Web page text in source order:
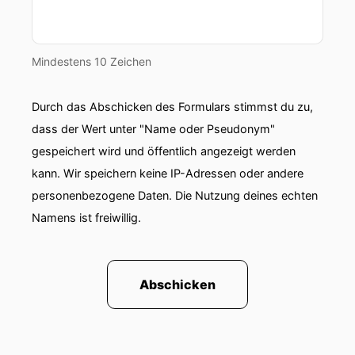
00:01:05: Ja also perfekt prädestiniert für
unseren Podcast. Die Bremer Baumwollbörse
Historie habe ich gesehen. Im nächsten Jahr
steht sogar das 150 Jubiläum an. Wie fing
damals eigentlich vor 150 Jahren alles an?
00:01:19: Elke Hortmeyer: Im Prinzip ist die
Geschichte der Baumwolle in Deutschland sehr
eng mit
Baumwollimporte die gingen auch tatsächlich
Mindestens 10 Zeichen
Durch das Abschicken des Formulars stimmst du zu,
dass der Wert unter "Name oder Pseudonym"
gespeichert wird und öffentlich angezeigt werden
kann. Wir speichern keine IP-Adressen oder andere
personenbezogene Daten. Die Nutzung deines echten
Namens ist freiwillig.
Abschicken